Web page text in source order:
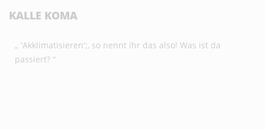
KALLE KOMA
„ 'Akklimatisieren';, so nennt ihr das also! Was ist da
passiert? “